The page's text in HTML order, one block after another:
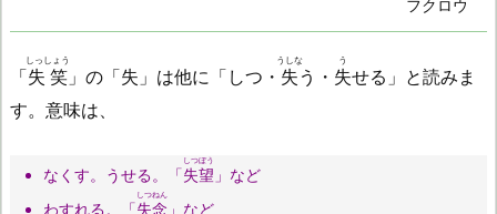
フクロウ
「失笑
しっしょう
」の「失」は他に「しつ・ 失
うしな
う・ 失
う
せる」と読みま
す。意味は、
なくす。うせる。「失望
しつぼう
」など
わすれる。「失念
しつねん
」など